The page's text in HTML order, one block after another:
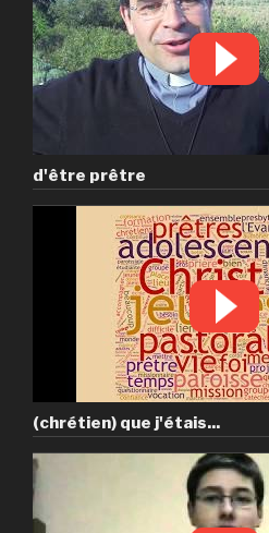
d'être prêtre
(chrétien) que j'étais...